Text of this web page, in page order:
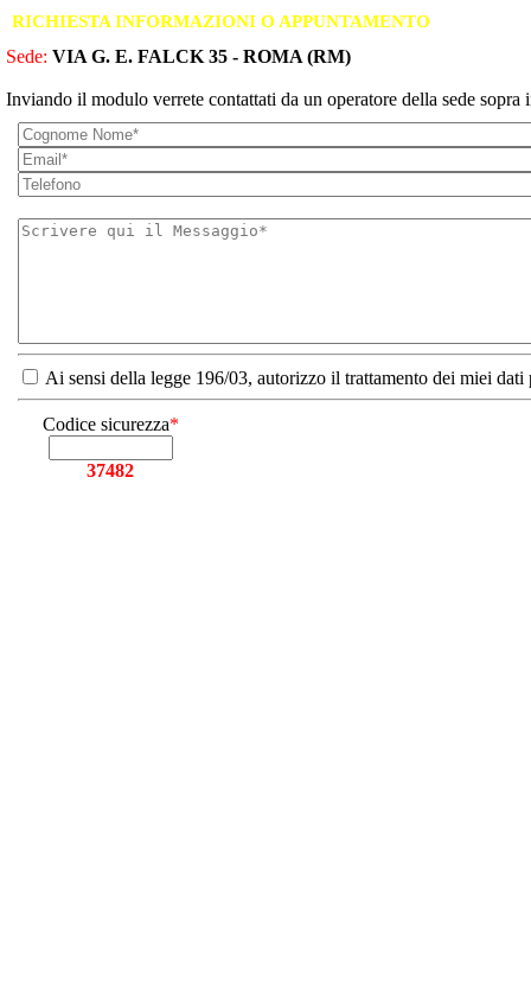
RICHIESTA INFORMAZIONI O APPUNTAMENTO
Sede: VIA G. E. FALCK 35 - ROMA (RM)
Inviando il modulo verrete contattati da un operatore della sede sopra
Ai sensi della legge 196/03, autorizzo il trattamento dei miei
Codice sicurezza*
37482